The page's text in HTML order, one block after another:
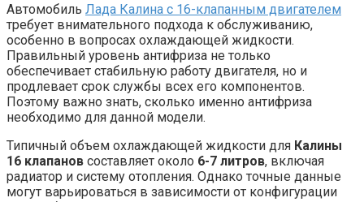
Автомобиль Лада Калина с 16-клапанным двигателем
требует внимательного подхода к обслуживанию,
особенно в вопросах охлаждающей жидкости.
Правильный уровень антифриза не только
обеспечивает стабильную работу двигателя, но и
продлевает срок службы всех его компонентов.
Поэтому важно знать, сколько именно антифриза
необходимо для данной модели.
Типичный объем охлаждающей жидкости для Калины
16 клапанов составляет около 6-7 литров, включая
радиатор и систему отопления. Однако точные данные
могут варьироваться в зависимости от конфигурации